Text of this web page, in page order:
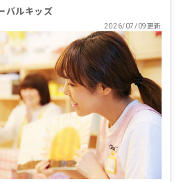
バルキッズ
2026/07/09更新